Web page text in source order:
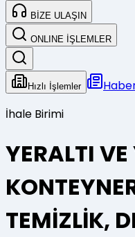
BİZE ULAŞIN
ONLINE İŞLEMLER
Hızlı İşlemler
İhale Birimi
YERALTI
TEMİZLİK,